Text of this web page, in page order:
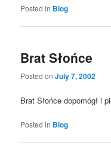
Posted in Blog
Brat Słońce
Posted onJuly 7, 2002
Brat Słońce dopomógł i
Posted in Blog